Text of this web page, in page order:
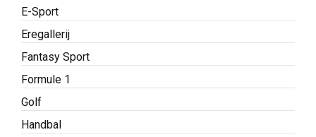
E-Sport
Eregallerij
Fantasy Sport
Formule 1
Golf
Handbal